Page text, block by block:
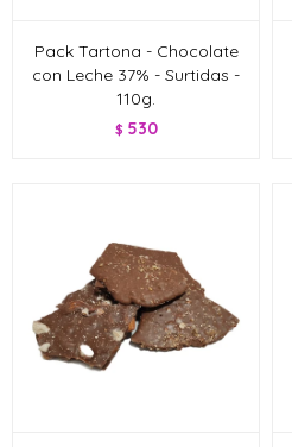
Pack Tartona - Chocolate
con Leche 37% - Surtidas -
110g.
$ 530